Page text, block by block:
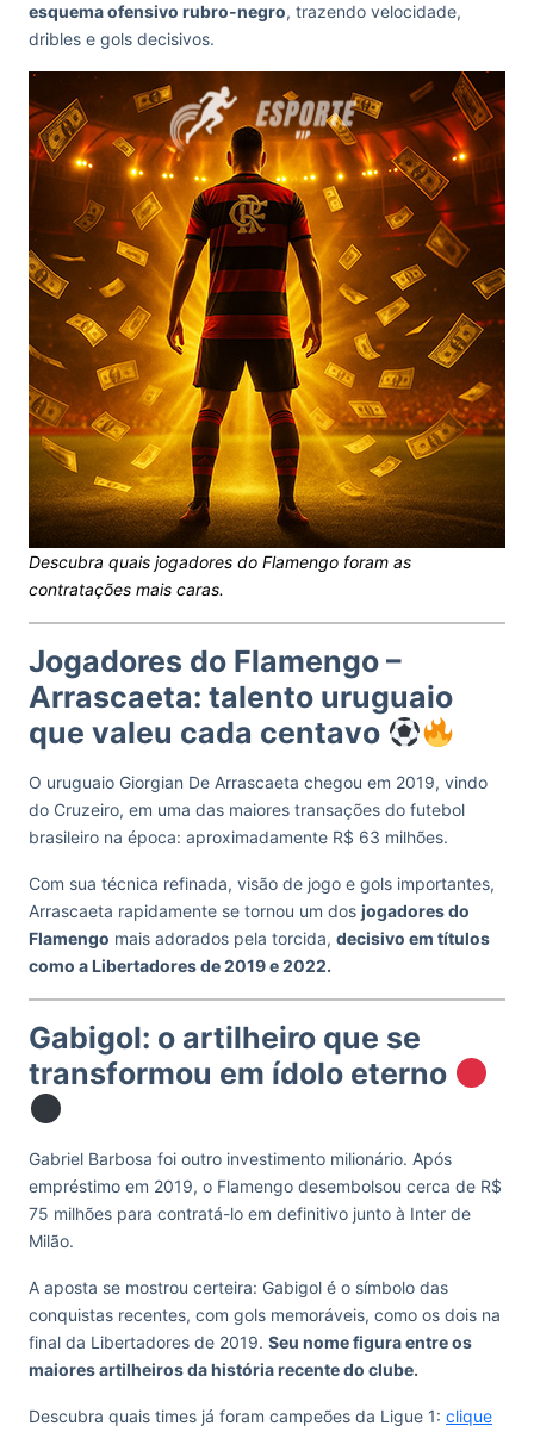
esquema ofensivo rubro-negro, trazendo velocidade,
dribles e gols decisivos.
Descubra quais jogadores do Flamengo foram as
contratações mais caras.
Jogadores do Flamengo –
Arrascaeta: talento uruguaio
que valeu cada centavo
O uruguaio Giorgian De Arrascaeta chegou em 2019, vindo
do Cruzeiro, em uma das maiores transações do futebol
brasileiro na época: aproximadamente R$ 63 milhões.
Com sua técnica refinada, visão de jogo e gols importantes,
Arrascaeta rapidamente se tornou um dos jogadores do
Flamengo mais adorados pela torcida, decisivo em títulos
como a Libertadores de 2019 e 2022.
Gabigol: o artilheiro que se
transformou em ídolo eterno
Gabriel Barbosa foi outro investimento milionário. Após
empréstimo em 2019, o Flamengo desembolsou cerca de R$
75 milhões para contratá-lo em definitivo junto à Inter de
Milão.
A aposta se mostrou certeira: Gabigol é o símbolo das
conquistas recentes, com gols memoráveis, como os dois na
final da Libertadores de 2019. Seu nome figura entre os
maiores artilheiros da história recente do clube.
Descubra quais times já foram campeões da Ligue 1: clique